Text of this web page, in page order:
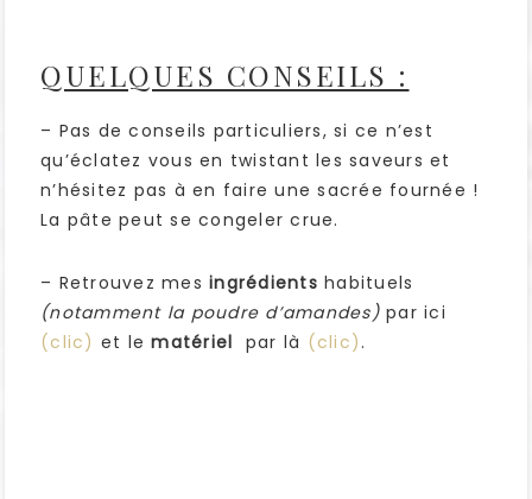
QUELQUES CONSEILS :
– Pas de conseils particuliers, si ce n’est
qu’éclatez vous en twistant les saveurs et
n’hésitez pas à en faire une sacrée fournée !
La pâte peut se congeler crue.
– Retrouvez mes ingrédients habituels
(notamment la poudre d’amandes)par ici
(clic) et lematériel par là (clic) .